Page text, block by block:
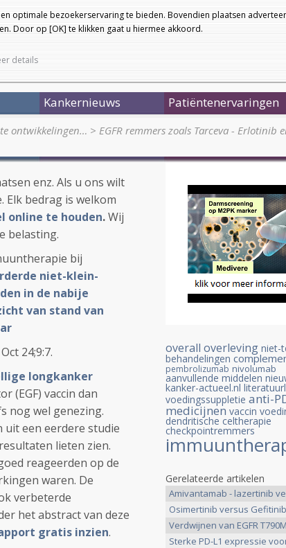
optimale bezoekerservaring te bieden. Bovendien plaatsen
Door op [OK] te klikken gaat u hiermee akkoord.
details
Nieuwsbrief
Startpagina
Kankernieuws Patiëntenervaringen
ontwikkelingen… > EGFR remmers zoals Tarceva - Erlotinib
enz. Als u ons wilt
Elk bedrag is welkom
online te houden.Wij
belasting.
bij
niet-klein-
in de nabije
van stand van
24;9:7.
longkanker
(EGF) vaccin dan
nog wel genezing.
uit een eerdere studie
lieten zien.
reageerden op de
waren. De
verbeterde
het abstract van deze
gratis inzien.
overall overleving niet-
behandelingen
pembrolizumab nivolumab
aanvullende middelen
kanker-actueel.nl
voedingssuppletie anti-
medicijnen vaccin
dendritische celtherapie
checkpointremmers
Gerelateerde artikelen
Amivantamab - lazertinib
>>
Osimertinib versus
Verdwijnen van EGFR
>>
Sterke PD-L1 expressie